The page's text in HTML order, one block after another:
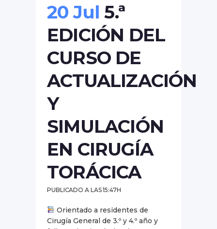
20 Jul 5.ª
EDICIÓN DEL
CURSO DE
ACTUALIZACIÓN
Y
SIMULACIÓN
EN CIRUGÍA
TORÁCICA
PUBLICADO A LAS 15:47H
Orientado a residentes de
Cirugía General de 3.º y 4.º año y